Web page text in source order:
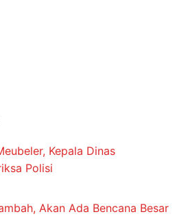
Kepala Dinas
Polisi
Akan Ada Bencana Besar